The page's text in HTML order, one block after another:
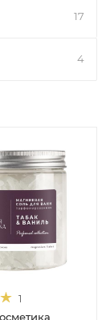
17
4
1